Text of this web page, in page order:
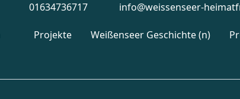
01634736717 info@weissenseer-
Projekte Weißenseer Geschichte (n)